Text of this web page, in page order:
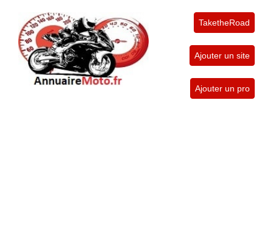
TaketheRoad
Ajouter un site
Ajouter un pro